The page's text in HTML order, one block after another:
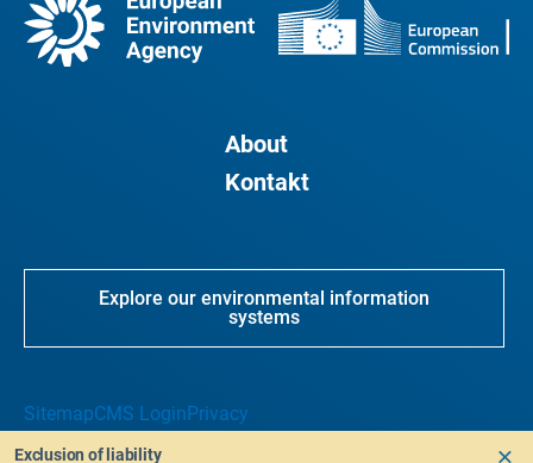
About
Kontakt
Explore our environmental information
systems
SitemapCMS LoginPrivacy
Exclusion of liability